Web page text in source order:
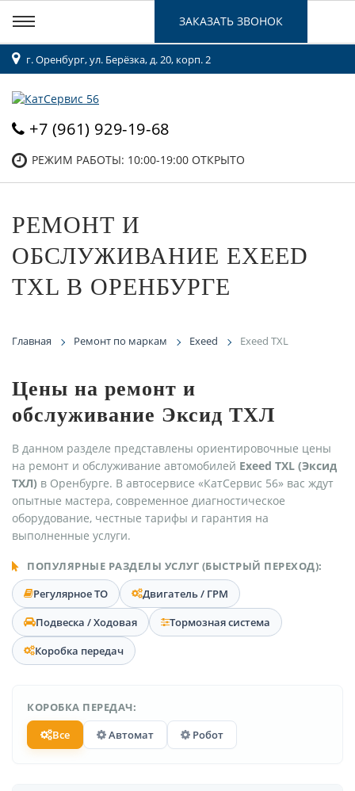
г. Оренбург, ул. Берёзка, д. 20, корп. 2
+7 (961) 929-19-68
РЕЖИМ РАБОТЫ: 10:00-19:00 ОТКРЫТО
ЗАКАЗАТЬ ЗВОНОК
РЕМОНТ И
ОБСЛУЖИВАНИЕ EXEED
TXL В ОРЕНБУРГЕ
Главная Ремонт по маркам Exeed Exeed TXL
Цены на ремонт и
обслуживание Эксид ТХЛ
В данном разделе представлены ориентировочные цены
на ремонт и обслуживание автомобилей Exeed TXL (Эксид
ТХЛ) в Оренбурге. В автосервисе «КатСервис 56» вас ждут
опытные мастера, современное диагностическое
оборудование, честные тарифы и гарантия на
выполненные услуги.
ПОПУЛЯРНЫЕ РАЗДЕЛЫ УСЛУГ (БЫСТРЫЙ ПЕРЕХОД):
Регулярное ТО
Двигатель / ГРМ
Подвеска / Ходовая
Тормозная система
Коробка передач
КОРОБКА ПЕРЕДАЧ:
Все
Автомат Робот